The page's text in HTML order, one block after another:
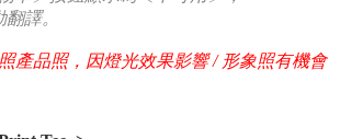
譯。
產品照，因燈光效果影響 / 形象照有機會